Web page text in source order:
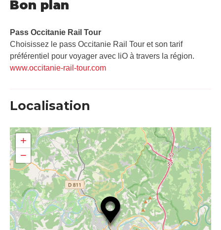
Bon plan
Pass Occitanie Rail Tour​
Choisissez le pass Occitanie Rail Tour et son tarif
préférentiel pour voyager avec liO à travers la région.
www.occitanie-rail-tour.com
Localisation
+
−